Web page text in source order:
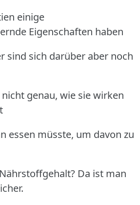
einige
Eigenschaften haben
sind sich darüber aber noch
genau, wie sie wirken
essen müsste, um davon zu
Da ist man